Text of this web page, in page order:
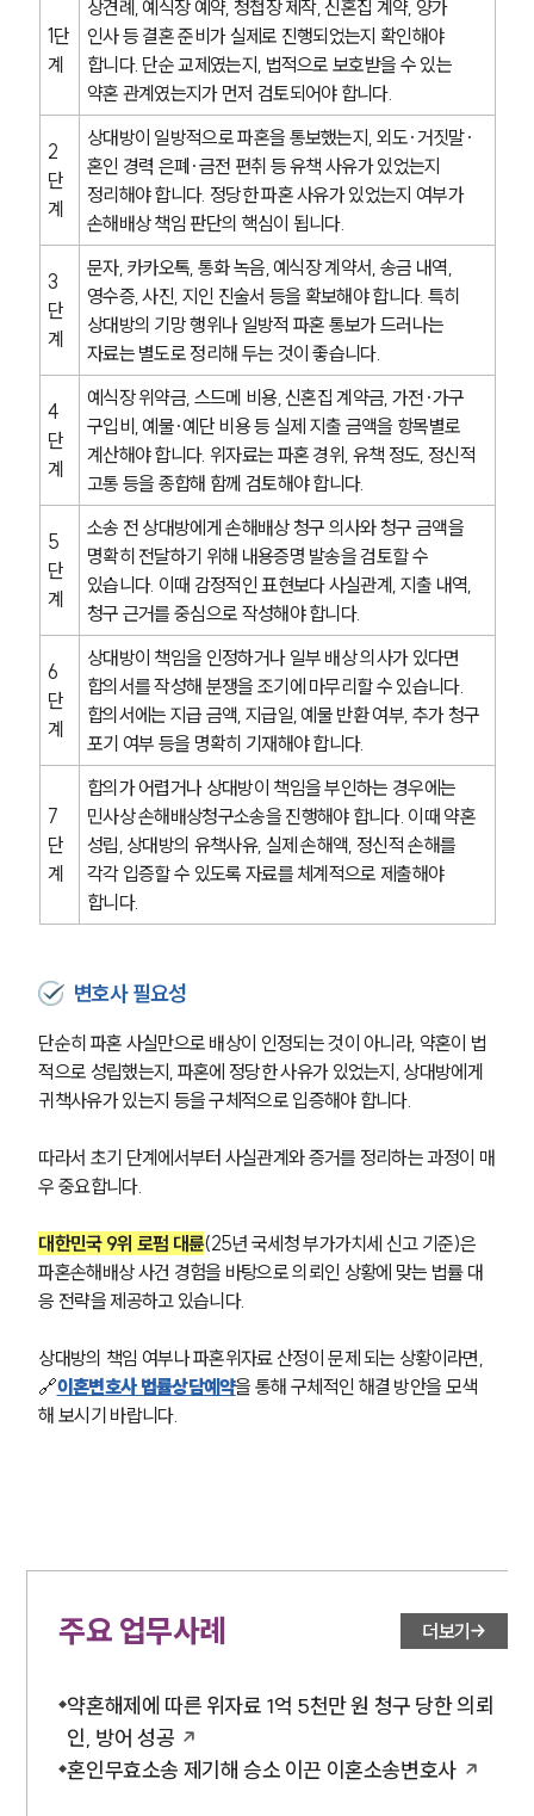
전체
이혼 양육비계산기
상간자위자료계산기
구성원 소개
이혼전문변호사
소식/자료
언론보도
공지사항
법률 블로그
법률서식
뉴스레터/브로슈어
세미나
대륜법률상담예약
대륜법률상담예약
1단
계
상견례, 예식장 예약, 청첩장 제작, 신혼집 계약, 양가
인사 등 결혼 준비가 실제로 진행되었는지 확인해야
합니다. 단순 교제였는지, 법적으로 보호받을 수 있는
약혼 관계였는지가 먼저 검토되어야 합니다.
2
단
계
상대방이 일방적으로 파혼을 통보했는지, 외도·거짓말·
혼인 경력 은폐·금전 편취 등 유책 사유가 있었는지
정리해야 합니다. 정당한 파혼 사유가 있었는지 여부가
손해배상 책임 판단의 핵심이 됩니다.
3
단
계
문자, 카카오톡, 통화 녹음, 예식장 계약서, 송금 내역,
영수증, 사진, 지인 진술서 등을 확보해야 합니다. 특히
상대방의 기망 행위나 일방적 파혼 통보가 드러나는
자료는 별도로 정리해 두는 것이 좋습니다.
4
단
계
예식장 위약금, 스드메 비용, 신혼집 계약금, 가전·가구
구입비, 예물·예단 비용 등 실제 지출 금액을 항목별로
계산해야 합니다. 위자료는 파혼 경위, 유책 정도, 정신적
고통 등을 종합해 함께 검토해야 합니다.
5
단
계
소송 전 상대방에게 손해배상 청구 의사와 청구 금액을
명확히 전달하기 위해 내용증명 발송을 검토할 수
있습니다. 이때 감정적인 표현보다 사실관계, 지출 내역,
청구 근거를 중심으로 작성해야 합니다.
6
단
계
상대방이 책임을 인정하거나 일부 배상 의사가 있다면
합의서를 작성해 분쟁을 조기에 마무리할 수 있습니다.
합의서에는 지급 금액, 지급일, 예물 반환 여부, 추가 청구
포기 여부 등을 명확히 기재해야 합니다.
7
단
계
합의가 어렵거나 상대방이 책임을 부인하는 경우에는
민사상 손해배상청구소송을 진행해야 합니다. 이때 약혼
성립, 상대방의 유책사유, 실제 손해액, 정신적 손해를
각각 입증할 수 있도록 자료를 체계적으로 제출해야
합니다.
변호사 필요성
단순히 파혼 사실만으로 배상이 인정되는 것이 아니라, 약혼이 법
적으로 성립했는지, 파혼에 정당한 사유가 있었는지, 상대방에게
귀책사유가 있는지 등을 구체적으로 입증해야 합니다.
따라서 초기 단계에서부터 사실관계와 증거를 정리하는 과정이 매
우 중요합니다.
대한민국 9위 로펌 대륜(25년 국세청 부가가치세 신고 기준)은
파혼손해배상 사건 경험을 바탕으로 의뢰인 상황에 맞는 법률 대
응 전략을 제공하고 있습니다.
상대방의 책임 여부나 파혼위자료 산정이 문제 되는 상황이라면,
🔗이혼변호사 법률상담예약을 통해 구체적인 해결 방안을 모색
해 보시기 바랍니다.
주요 업무사례 더보기
약혼해제에 따른 위자료 1억 5천만 원 청구 당한 의뢰
인, 방어 성공
혼인무효소송 제기해 승소 이끈 이혼소송변호사